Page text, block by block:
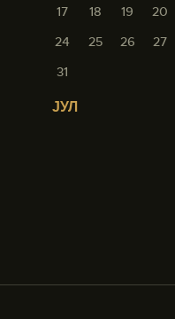
17
18 19 20
24
25 26 27
31
« ЈУЛ